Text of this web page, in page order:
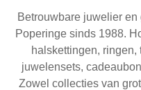
Betrouwbare juwelier
Poperinge sinds 1988.
halskettingen,
juwelensets,
Zowel collecties van